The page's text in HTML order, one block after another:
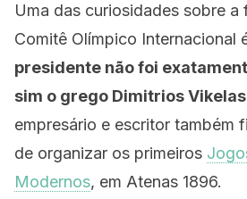
Uma das curiosidades sobre a
Comitê Olímpico Internacional
presidente não foi
sim o grego Dimitrios Vikelas
empresário e escritor também
de organizar os primeiros
Modernos, em Atenas 1896.